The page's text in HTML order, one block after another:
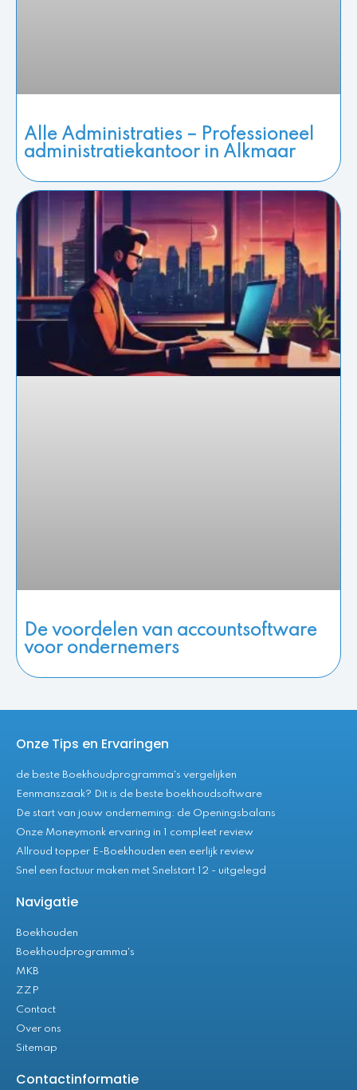
Alle Administraties – Professioneel
administratiekantoor in Alkmaar
De voordelen van accountsoftware
voor ondernemers
Onze Tips en Ervaringen
de beste Boekhoudprogramma's vergelijken
Eenmanszaak? Dit is de beste boekhoudsoftware
De start van jouw onderneming: de Openingsbalans
Onze Moneymonk ervaring in 1 compleet review
Allroud topper E-Boekhouden een eerlijk review
Snel een factuur maken met Snelstart 12 - uitgelegd
Navigatie
Boekhouden
Boekhoudprogramma's
MKB
ZZP
Contact
Over ons
Sitemap
Contactinformatie